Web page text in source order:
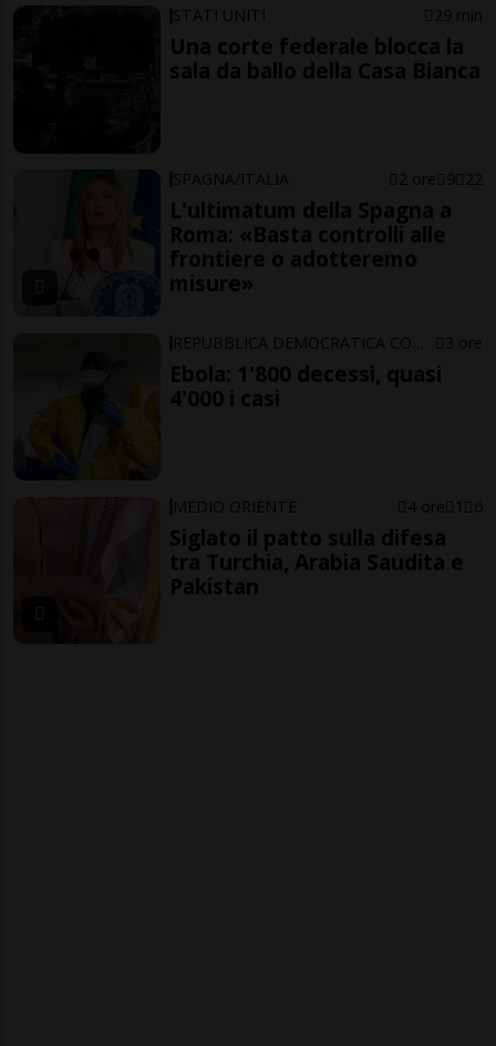
STATI UNITI 29 min
Una corte federale blocca la
sala da ballo della Casa Bianca
SPAGNA/ITALIA 2 ore 9 22
L'ultimatum della Spagna a
Roma: «Basta controlli alle
frontiere o adotteremo
misure»
3 ore
Ebola: 1'800 decessi, quasi
4'000 i casi
MEDIO ORIENTE 4 ore 1 6
Siglato il patto sulla difesa
tra Turchia, Arabia Saudita e
Pakistan